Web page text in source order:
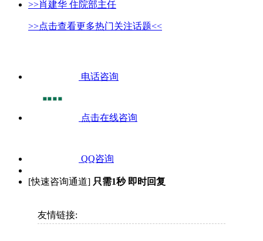
>>肖建华 住院部主任
>>点击查看更多热门关注话题<<
电话咨询
点击在线咨询
QQ咨询
[快速咨询通道] 只需1秒 即时回复
友情链接: